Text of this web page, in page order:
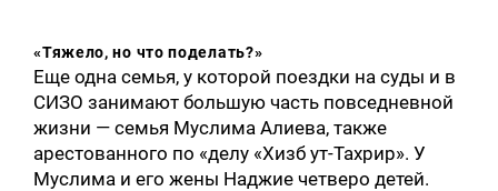
«Тяжело, но что поделать?»
Еще одна семья, у которой поездки на суды и в
СИЗО занимают большую часть повседневной
жизни — семья Муслима Алиева, также
арестованного по «делу «Хизб ут-Тахрир». У
Муслима и его жены Наджие четверо детей.